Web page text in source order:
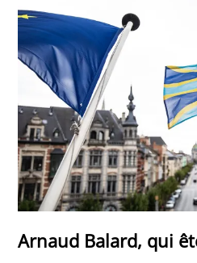
Arnaud Balard, qui